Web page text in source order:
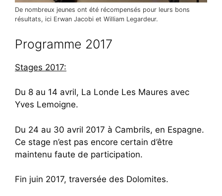
De nombreux jeunes ont été récompensés pour leurs bons
résultats, ici Erwan Jacobi et William Legardeur.
Programme 2017
Stages 2017:
Du 8 au 14 avril, La Londe Les Maures avec
Yves Lemoigne.
Du 24 au 30 avril 2017 à Cambrils, en Espagne.
Ce stage n’est pas encore certain d’être
maintenu faute de participation.
Fin juin 2017, traversée des Dolomites.